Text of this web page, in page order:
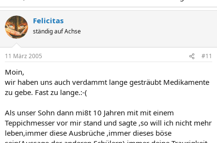
Felicitas
ständig auf Achse
11 März 2005 #11
Moin,
wir haben uns auch verdammt lange gesträubt Medikamente
zu gebe. Fast zu lange.:-(
Als unser Sohn dann mi8t 10 Jahren mit mit einem
Teppichmesser vor mir stand und sagte ,so will ich nicht mehr
leben,immer diese Ausbrüche ,immer dieses böse